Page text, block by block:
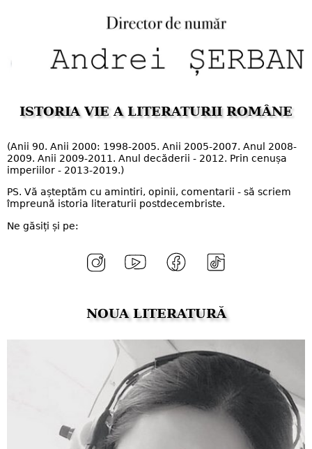
ISTORIA VIE A LITERATURII ROMÂNE
(Anii 90. Anii 2000: 1998-2005. Anii 2005-2007. Anul 2008-
2009. Anii 2009-2011. Anul decăderii - 2012. Prin cenușa
imperiilor - 2013-2019.)
PS. Vă așteptăm cu amintiri, opinii, comentarii - să scriem
împreună istoria literaturii postdecembriste.
Ne găsiți și pe:
NOUA LITERATURĂ